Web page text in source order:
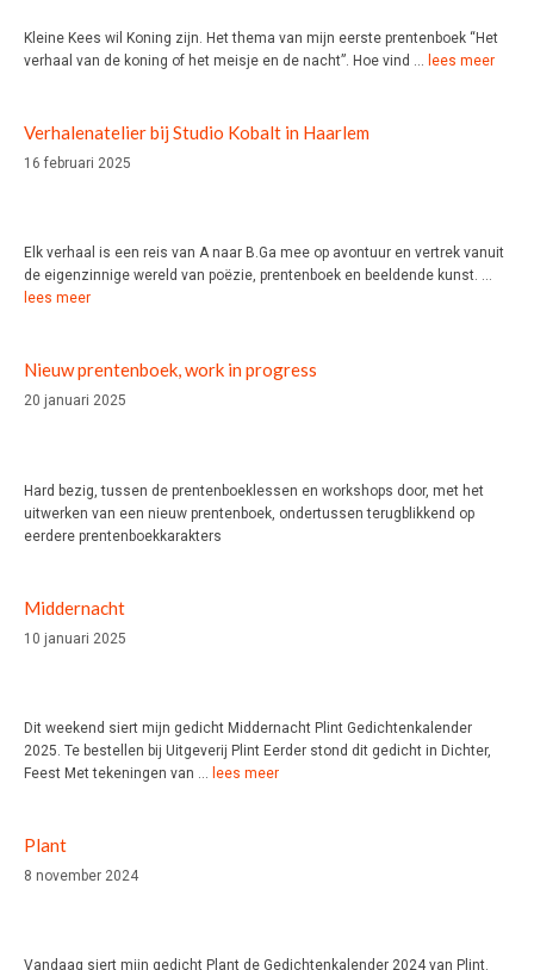
Kleine Kees wil Koning zijn. Het thema van mijn eerste prentenboek “Het
verhaal van de koning of het meisje en de nacht”. Hoe vind …
lees meer
Verhalenatelier bij Studio Kobalt in Haarlem
16 februari 2025
Elk verhaal is een reis van A naar B.Ga mee op avontuur en vertrek vanuit
de eigenzinnige wereld van poëzie, prentenboek en beeldende kunst. …
lees meer
Nieuw prentenboek, work in progress
20 januari 2025
Hard bezig, tussen de prentenboeklessen en workshops door, met het
uitwerken van een nieuw prentenboek, ondertussen terugblikkend op
eerdere prentenboekkarakters
Middernacht
10 januari 2025
Dit weekend siert mijn gedicht Middernacht Plint Gedichtenkalender
2025. Te bestellen bij Uitgeverij Plint Eerder stond dit gedicht in Dichter,
Feest Met tekeningen van … lees meer
Plant
8 november 2024
Vandaag siert mijn gedicht Plant de Gedichtenkalender 2024 van Plint.